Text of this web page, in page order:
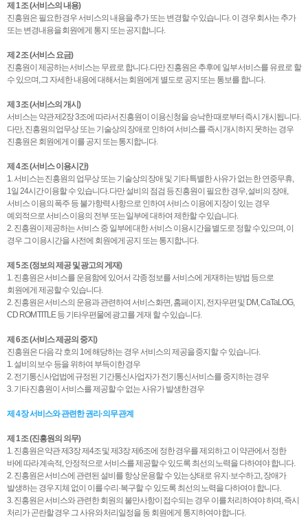
제 1 조 (서비스의 내용)
진흥원은 필요한 경우 서비스의 내용을 추가 또는 변경할 수 있습니다. 이 경우 회사는 추가
또는 변경내용을 회원에게 통지 또는 공지합니다.
제 2 조 (서비스 요금)
진흥원이 제공하는 서비스는 무료로 합니다. 다만 진흥원은 추후에 일부 서비스를 유료로 할
수 있으며, 그 자세한 내용에 대해서는 회원에게 별도로 공지 또는 통보를 합니다.
제 3 조 (서비스의 개시)
서비스는 약관 제2장 3조에 따라서 진흥원이 이용신청을 승낙한 때로부터 즉시 개시됩니다.
다만, 진흥원의 업무상 또는 기술상의 장애로 인하여 서비스를 즉시 개시하지 못하는 경우
진흥원은 회원에게 이를 공지 또는 통지합니다.
제 4 조 (서비스 이용시간)
1. 서비스는 진흥원의 업무상 또는 기술상의 장애 및 기타 특별한 사유가 없는 한 연중무휴,
1일 24시간 이용할 수 있습니다. 다만 설비의 점검 등 진흥원이 필요한 경우, 설비의 장애,
서비스 이용의 폭주 등 불가항력 사항으로 인하여 서비스 이용에 지장이 있는 경우
예외적으로 서비스 이용의 전부 또는 일부에 대하여 제한할 수 있습니다.
2. 진흥원이 제공하는 서비스 중 일부에 대한 서비스 이용시간을 별도로 정할 수 있으며, 이
경우 그 이용시간을 사전에 회원에게 공지 또는 통지합니다.
제 5 조 (정보의 제공 및 광고의 게재)
1. 진흥원은 서비스를 운용함에 있어서 각종 정보를 서비스에 게재하는 방법 등으로
회원에게 제공할 수 있습니다.
2. 진흥원은 서비스의 운용과 관련하여 서비스 화면, 홈페이지, 전자우편 및 DM, CaTaLOG,
CD ROM TITLE 등 기타우편물에 광고를 게재 할 수 있습니다.
제 6 조 (서비스 제공의 중지)
진흥원은 다음 각 호의 1에 해당하는 경우 서비스의 제공을 중지할 수 있습니다.
1. 설비의 보수 등을 위하여 부득이한 경우
2. 전기통신사업법에 규정된 기간통신사업자가 전기통신서비스를 중지하는 경우
3. 기타 진흥원이 서비스를 제공할 수 없는 사유가 발생한 경우
제 4 장 서비스와 관련한 권리·의무 관계
제 1 조 (진흥원의 의무)
1. 진흥원은 약관 제3장 제4조 및 제3장 제6조에 정한 경우를 제외하고 이 약관에서 정한
바에 따라 계속적, 안정적으로 서비스를 제공할 수 있도록 최선의 노력을 다하여야 합니다.
2. 진흥원은 서비스에 관련된 설비를 항상 운용할 수 있는 상태로 유지·보수하고, 장애가
발생하는 경우 지체 없이 이를 수리·복구할 수 있도록 최선의 노력을 다하여야 합니다.
3. 진흥원은 서비스와 관련한 회원의 불만사항이 접수되는 경우 이를 처리하여야 하며, 즉시
처리가 곤란할 경우 그 사유와 처리일정을 동 회원에게 통지하여야 합니다.